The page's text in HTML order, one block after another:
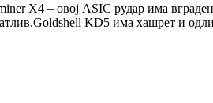
X4 – овој ASIC рудар има
KD5 има хашрет и